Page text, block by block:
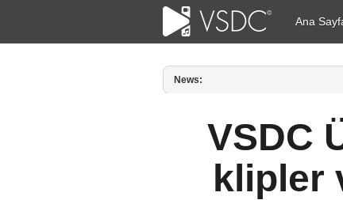
Ana
News:
VSDC
klipler